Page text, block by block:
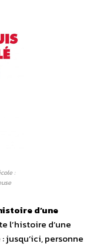
:
d’une
l’histoire d’une
jusqu’ici, personne